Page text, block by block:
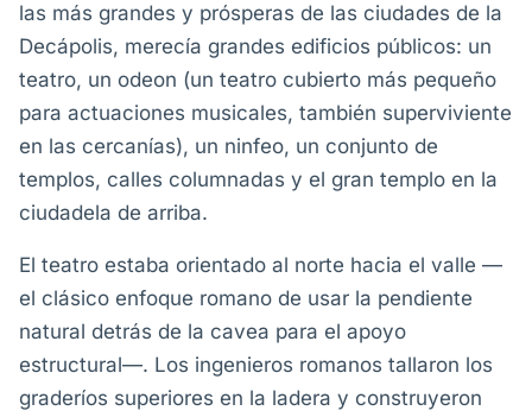
las más grandes y prósperas de las ciudades de la
Decápolis, merecía grandes edificios públicos: un
teatro, un odeon (un teatro cubierto más pequeño
para actuaciones musicales, también superviviente
en las cercanías), un ninfeo, un conjunto de
templos, calles columnadas y el gran templo en la
ciudadela de arriba.
El teatro estaba orientado al norte hacia el valle —
el clásico enfoque romano de usar la pendiente
natural detrás de la cavea para el apoyo
estructural—. Los ingenieros romanos tallaron los
graderíos superiores en la ladera y construyeron